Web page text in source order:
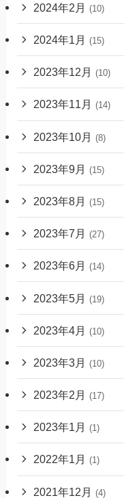
2024年2月 (10)
2024年1月 (15)
2023年12月 (10)
2023年11月 (14)
2023年10月 (8)
2023年9月 (15)
2023年8月 (15)
2023年7月 (27)
2023年6月 (14)
2023年5月 (19)
2023年4月 (10)
2023年3月 (10)
2023年2月 (17)
2023年1月 (1)
2022年1月 (1)
2021年12月 (4)